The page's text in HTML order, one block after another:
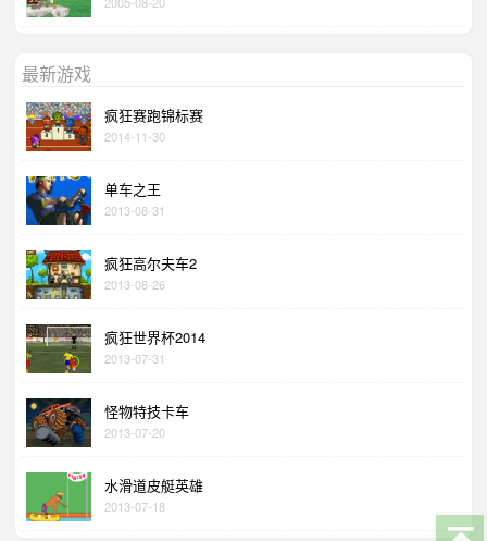
最新游戏
疯狂赛跑锦标赛
2014-11-30
单车之王
2013-08-31
疯狂高尔夫车2
2013-08-26
疯狂世界杯2014
2013-07-31
怪物特技卡车
2013-07-20
水滑道皮艇英雄
2013-07-18